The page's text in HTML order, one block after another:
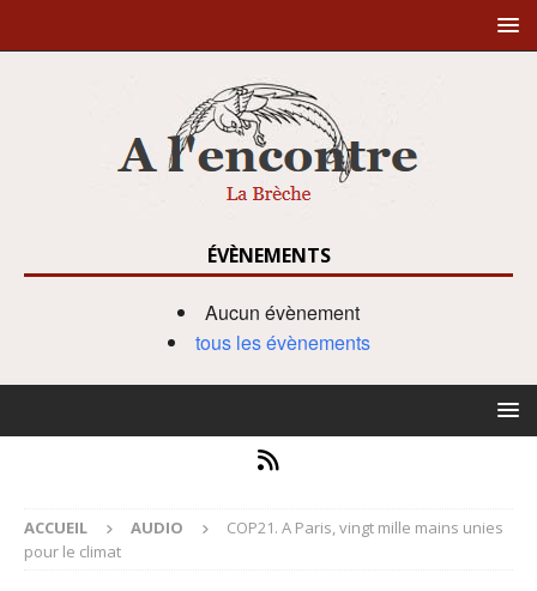
ÉVÈNEMENTS
Aucun évènement
tous les évènements
ACCUEIL AUDIO
COP21. A Paris, vingt mille mains unies
pour le climat